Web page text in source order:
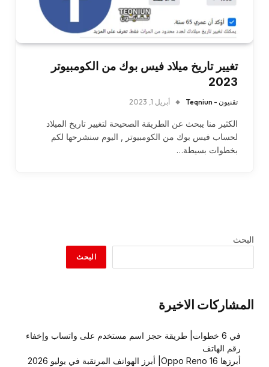
تغيير تاريخ ميلاد فيس بوك من الكومبيوتر
2023
تقنيون - Teqniun أبريل 1, 2023
الكثير منا يبحث عن الطريقة الصحيحة لتغيير تاريخ الميلاد
لحساب فيس بوك من الكومبيوتر , اليوم سنشرحها لكم
بخطوات بسيطة…
البحث
البحث
المشاركات الاخيرة
في 6 خطوات| طريقة حجز اسم مستخدم على واتساب وإخفاء
رقم الهاتف
أبرزها Oppo Reno 16| أبرز الهواتف المرتقبة في يوليو 2026